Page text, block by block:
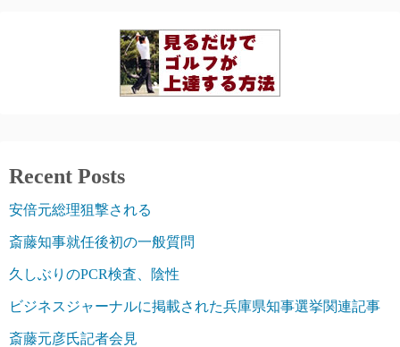
Recent Posts
安倍元総理狙撃される
斎藤知事就任後初の一般質問
久しぶりのPCR検査、陰性
ビジネスジャーナルに掲載された兵庫県知事選挙関連記事
斎藤元彦氏記者会見